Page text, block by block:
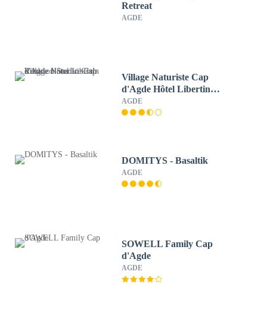
Retreat
AGDE
Village Naturiste Cap
d'Agde Hôtel Libertin
Location Studio Club Riad
AGDE
DOMITYS - Basaltik
AGDE
SOWELL Family Cap
d'Agde
AGDE